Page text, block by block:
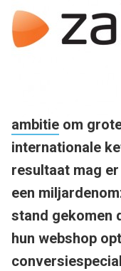
ambitie om
internationale
resultaat mag
een
stand gekomen
hun webshop